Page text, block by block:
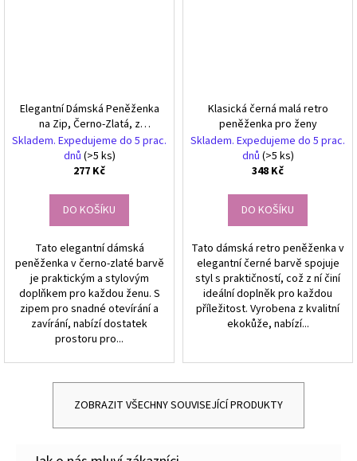
Elegantní Dámská Peněženka
na Zip, Černo-Zlatá, z
Ekologické Kůže, 18.5x9.5x3
cm
Skladem. Expedujeme do 5 prac.
dnů (>5 ks)
277 Kč
DO KOŠÍKU
Tato elegantní dámská
peněženka v černo-zlaté barvě
je praktickým a stylovým
doplňkem pro každou ženu. S
zipem pro snadné otevírání a
zavírání, nabízí dostatek
prostoru pro...
Klasická černá malá retro
peněženka pro ženy
Skladem. Expedujeme do 5 prac.
dnů (>5 ks)
348 Kč
DO KOŠÍKU
Tato dámská retro peněženka v
elegantní černé barvě spojuje
styl s praktičností, což z ní činí
ideální doplněk pro každou
příležitost. Vyrobena z kvalitní
ekokůže, nabízí...
ZOBRAZIT VŠECHNY SOUVISEJÍCÍ PRODUKTY